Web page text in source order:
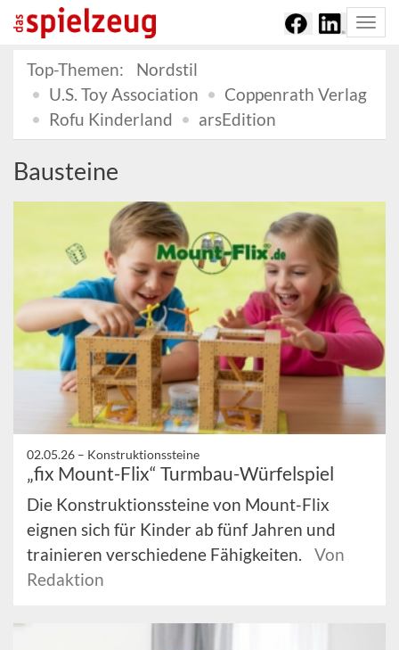
Top-Themen:
Nordstil
U.S. Toy Association
Coppenrath Verlag
Rofu Kinderland
arsEdition
Bausteine
02.05.26 – Konstruktionssteine
„fix Mount-Flix“ Turmbau-Würfelspiel
Die Konstruktionssteine von Mount-Flix
eignen sich für Kinder ab fünf Jahren und
trainieren verschiedene Fähigkeiten.
Von
Redaktion